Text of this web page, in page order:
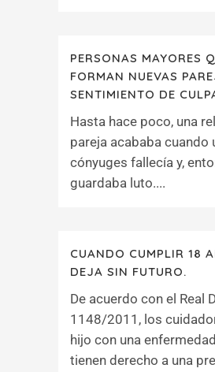
PERSONAS MAYORES
FORMAN NUEVAS
SENTIMIENTO DE
Hasta hace poco, una
pareja acababa cuando
cónyuges fallecía y,
guardaba luto....
CUANDO CUMPLIR 18
DEJA SIN FUTURO.
De acuerdo con el Real
1148/2011, los
hijo con una
tienen derecho a una